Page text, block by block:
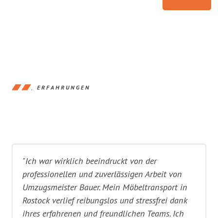
ERFAHRUNGEN
"Ich war wirklich beeindruckt von der
professionellen und zuverlässigen Arbeit von
Umzugsmeister Bauer. Mein Möbeltransport in
Rostock verlief reibungslos und stressfrei dank
ihres erfahrenen und freundlichen Teams. Ich